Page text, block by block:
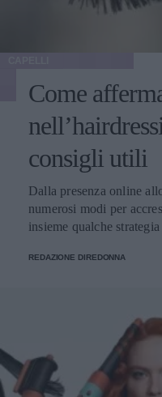
Come
consigli utili
Dalla presenza online
numerosi modi per
insieme qualche
REDAZIONE DIREDONNA